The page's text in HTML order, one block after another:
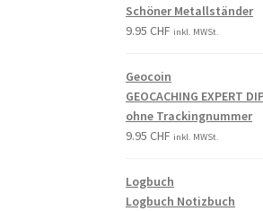
Schöner Metallständer
9.95CHF inkl. MWSt.
Geocoin
GEOCACHING EXPERT
ohne Trackingnummer
9.95CHF inkl. MWSt.
Logbuch
Logbuch Notizbuch